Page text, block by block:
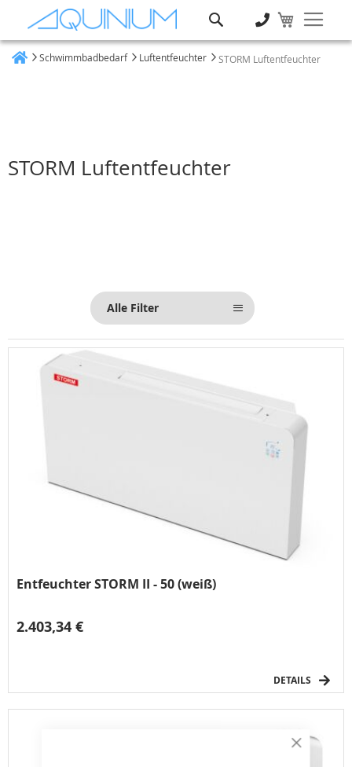
Close
Schwimmbadbedarf Luftentfeuchter STORM Luftentfeuchter
STORM Luftentfeuchter
Alle Filter
Entfeuchter STORM II - 50 (weiß)
2.403,34 €
DETAILS